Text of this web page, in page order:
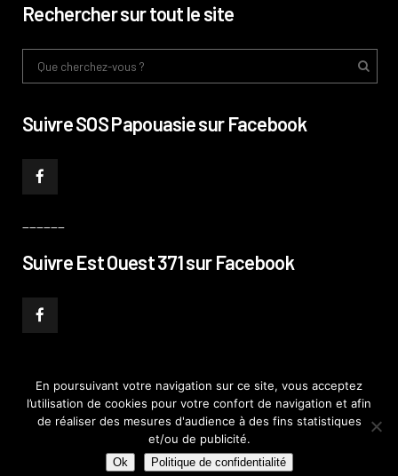
Rechercher sur tout le site
Suivre SOS Papouasie sur Facebook
Suivre Est Ouest 371 sur Facebook
© PHILIPPE PATAUD CÉLÉRIER 2019–MENTIONS LÉGALES–POLITIQUE DE
CONFIDENTIALITÉ–PLAN DE SITE
En poursuivant votre navigation sur ce site, vous acceptez
l’utilisation de cookies pour votre confort de navigation et afin
de réaliser des mesures d'audience à des fins statistiques
et/ou de publicité.
Ok Politique de confidentialité